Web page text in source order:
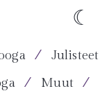
⁄ Julisteet
⁄ Muut ⁄